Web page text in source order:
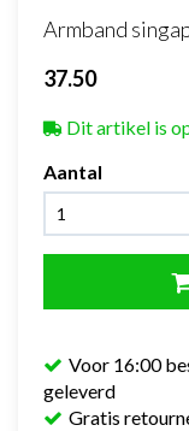
Armband
37.50
Dit artikel is
Aantal
Voor 16:00
geleverd
Gratis